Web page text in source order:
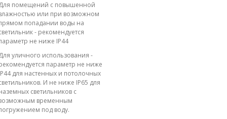
помещений с повышенной
или при возможном
попадании воды на
- рекомендуется
не ниже IP44
уличного использования -
параметр не ниже
для настенных и потолочных
И не ниже IP65 для
светильников с
временным
под воду.